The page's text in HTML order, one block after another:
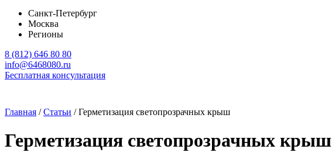
Санкт-Петербург
Москва
Регионы
8 (812) 646 80 80
info@6468080.ru
Бесплатная консультация
Главная /Статьи /Герметизация светопрозрачных крыш
Герметизация светопрозрачных крыш